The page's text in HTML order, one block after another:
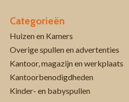
Categorieën
Huizen en Kamers
Overige spullen en advertenties
Kantoor, magazijn en werkplaats
Kantoorbenodigdheden
Kinder- en babyspullen